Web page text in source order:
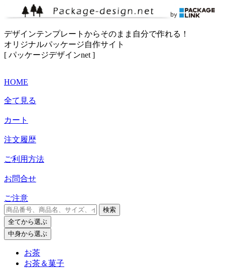
デザインテンプレートからそのまま自分で作れる！
オリジナルパッケージ自作サイト
[ パッケージデザインnet ]
HOME
全て見る
カート
注文履歴
ご利用方法
お問合せ
ご注意
検索
全てから選ぶ
中身から選ぶ
お茶
お茶＆菓子